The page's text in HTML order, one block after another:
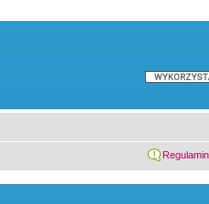
Regulamin